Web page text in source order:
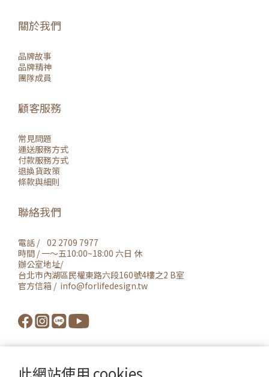
關於我們
品牌故事
品牌精神
團隊成員
顧客服務
常見問題
運送服務方式
付款服務方式
退換貨政策
條款與細則
聯絡我們
電話 / 02 2709 7977
時間 / 一～五10:00~18:00 六日 休
辦公室地址/
台北市內湖區民權東路六段160號4樓之2 B室
官方信箱 / info@forlifedesign.tw